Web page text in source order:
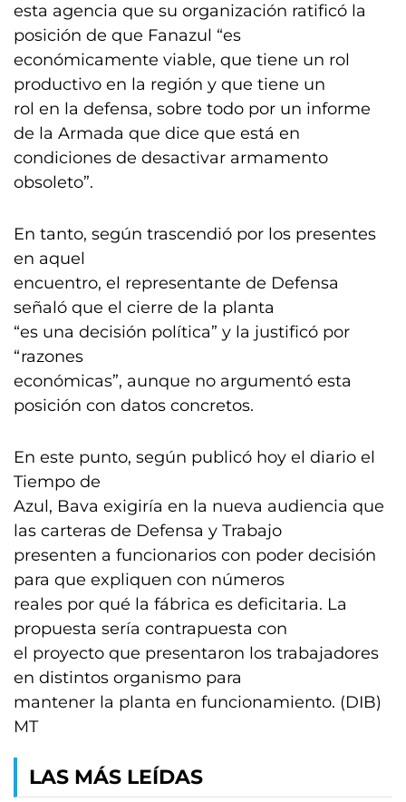
esta agencia que su organización ratificó la
posición de que Fanazul “es
económicamente viable, que tiene un rol
productivo en la región y que tiene un
rol en la defensa, sobre todo por un informe
de la Armada que dice que está en
condiciones de desactivar armamento
obsoleto”.
En tanto, según trascendió por los presentes
en aquel
encuentro, el representante de Defensa
señaló que el cierre de la planta
“es una decisión política” y la justificó por
“razones
económicas”, aunque no argumentó esta
posición con datos concretos.
En este punto, según publicó hoy el diario el
Tiempo de
Azul, Bava exigiría en la nueva audiencia que
las carteras de Defensa y Trabajo
presenten a funcionarios con poder decisión
para que expliquen con números
reales por qué la fábrica es deficitaria. La
propuesta sería contrapuesta con
el proyecto que presentaron los trabajadores
en distintos organismo para
mantener la planta en funcionamiento. (DIB)
MT
LAS MÁS LEÍDAS